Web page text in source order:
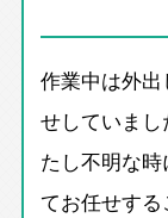
作業中は外
せしていま
たし不明な
てお任せす